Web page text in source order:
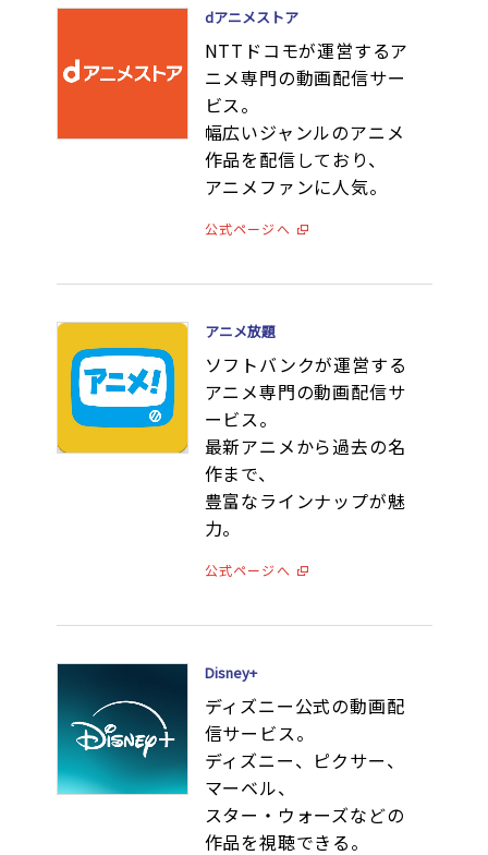
dアニメストア
NTTドコモが運営するア
ニメ専門の動画配信サー
ビス。
幅広いジャンルのアニメ
作品を配信しており、
アニメファンに人気。
公式ページへ
アニメ放題
ソフトバンクが運営する
アニメ専門の動画配信サ
ービス。
最新アニメから過去の名
作まで、
豊富なラインナップが魅
力。
公式ページへ
Disney+
ディズニー公式の動画配
信サービス。
ディズニー、ピクサー、
マーベル、
スター・ウォーズなどの
作品を視聴できる。